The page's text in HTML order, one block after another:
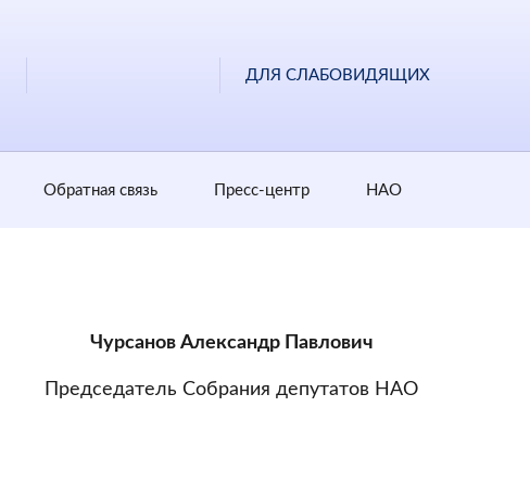
ДЛЯ СЛАБОВИДЯЩИХ
Обратная cвязь Пресс-центр НАО
Чурсанов Александр Павлович
Председатель Собрания депутатов НАО